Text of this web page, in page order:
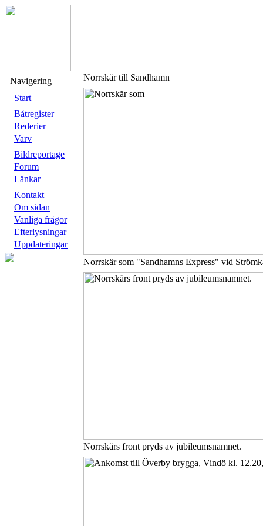
Navigering
Start
Båtregister
Rederier
Varv
Bildreportage
Forum
Länkar
Kontakt
Om sidan
Vanliga frågor
Efterlysningar
Uppdateringar
Norrskär till Sandhamn
Norrskär som "Sandhamns Express" vid
Norrskärs front pryds av jubileumsnamnet.